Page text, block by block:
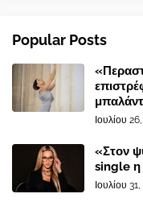
Popular Posts
Ιουλίου
«Στον
single η
Ιουλίου